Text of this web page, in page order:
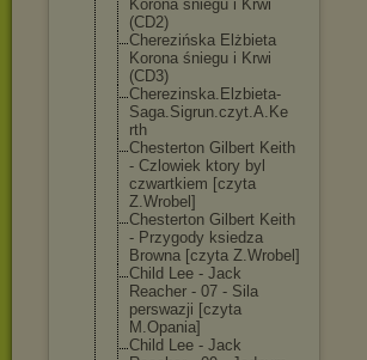
Korona śniegu i Krwi
(CD2)
Cherezińska Elżbieta
Korona śniegu i Krwi
(CD3)
Cherezinska.El zbieta-
Saga.Sigrun.czyt.A.Ke
rth
Chesterton Gilbert Keith
- Czlowiek ktory byl
czwartkiem [czyta
Z.Wrobel]
Chesterton Gilbert Keith
- Przygody ksiedza
Browna [czyta Z.Wrobel]
Child Lee - Jack
Reacher - 07 - Sila
perswazji [czyta
M.Opania]
Child Lee - Jack